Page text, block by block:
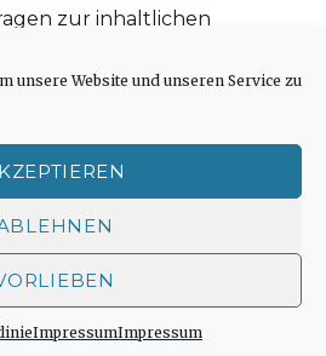
unsere Website und unseren Service zu
ImpressumImpressum
zur inhaltlichen
Impressum